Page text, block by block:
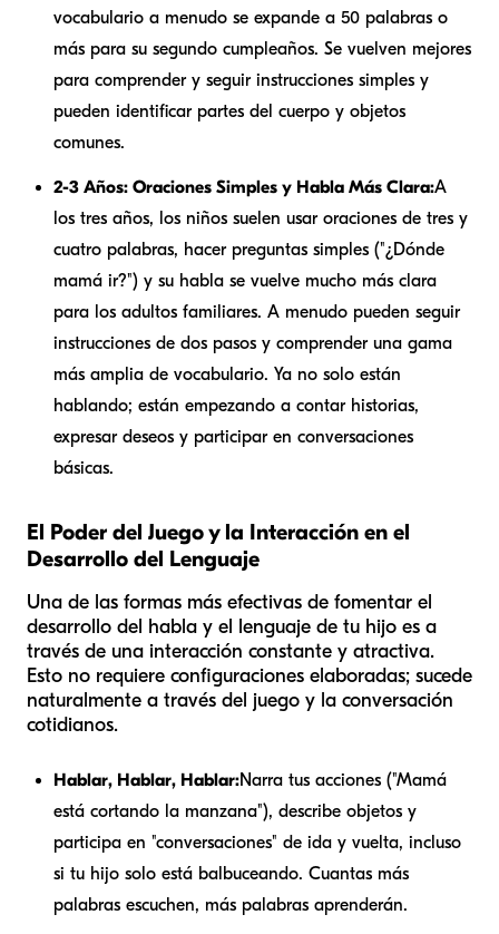
vocabulario a menudo se expande a 50 palabras o
más para su segundo cumpleaños. Se vuelven mejores
para comprender y seguir instrucciones simples y
pueden identificar partes del cuerpo y objetos
comunes.
2-3 Años: Oraciones Simples y Habla Más Clara:A
los tres años, los niños suelen usar oraciones de tres y
cuatro palabras, hacer preguntas simples ("¿Dónde
mamá ir?") y su habla se vuelve mucho más clara
para los adultos familiares. A menudo pueden seguir
instrucciones de dos pasos y comprender una gama
más amplia de vocabulario. Ya no solo están
hablando; están empezando a contar historias,
expresar deseos y participar en conversaciones
básicas.
El Poder del Juego y la Interacción en el
Desarrollo del Lenguaje
Una de las formas más efectivas de fomentar el
desarrollo del habla y el lenguaje de tu hijo es a
través de una interacción constante y atractiva.
Esto no requiere configuraciones elaboradas; sucede
naturalmente a través del juego y la conversación
cotidianos.
Hablar, Hablar, Hablar:Narra tus acciones ("Mamá
está cortando la manzana"), describe objetos y
participa en "conversaciones" de ida y vuelta, incluso
si tu hijo solo está balbuceando. Cuantas más
palabras escuchen, más palabras aprenderán.